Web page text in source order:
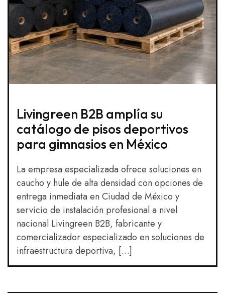
Livingreen B2B amplía su
catálogo de pisos deportivos
para gimnasios en México
La empresa especializada ofrece soluciones en
caucho y hule de alta densidad con opciones de
entrega inmediata en Ciudad de México y
servicio de instalación profesional a nivel
nacional Livingreen B2B, fabricante y
comercializador especializado en soluciones de
infraestructura deportiva, […]